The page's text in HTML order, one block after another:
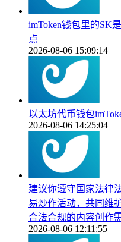
imToken钱包里的SK
点
2026-08-06 15:09:14
以太坊代币钱包
2026-08-06 14:25:04
建议你遵守国家法律
易炒作活动，共同维
合法合规的内容创作
2026-08-06 12:11:55